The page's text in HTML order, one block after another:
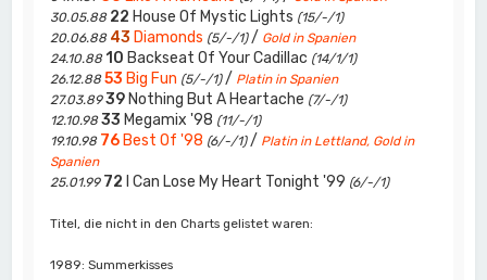
30.05.88 22 House Of Mystic Lights (15/-/1)
20.06.88 43 Diamonds (5/-/1)/ Gold in Spanien
24.10.88 10 Backseat Of Your Cadillac (14/1/1)
26.12.88 53 Big Fun (5/-/1)/ Platin in Spanien
27.03.89 39 Nothing But A Heartache (7/-/1)
12.10.98 33 Megamix '98 (11/-/1)
19.10.98 76 Best Of '98 (6/-/1)/ Platin in Lettland, Gold in
Spanien
25.01.99 72 I Can Lose My Heart Tonight '99 (6/-/1)
Titel, die nicht in den Charts gelistet waren:
1989: Summerkisses